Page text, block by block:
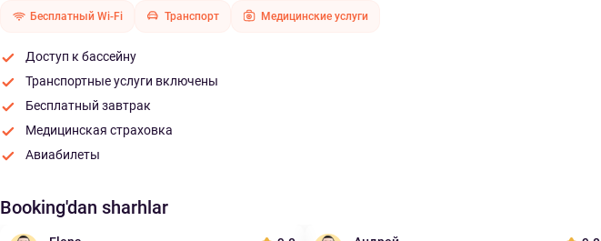
Бесплатный Wi-Fi Транспорт Медицинские услуги
Доступ к бассейну
Транспортные услуги включены
Бесплатный завтрак
Медицинская страховка
Авиабилеты
Booking'dan sharhlar